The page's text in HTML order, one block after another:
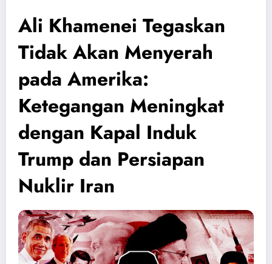
Ali Khamenei Tegaskan
Tidak Akan Menyerah
pada Amerika:
Ketegangan Meningkat
dengan Kapal Induk
Trump dan Persiapan
Nuklir Iran